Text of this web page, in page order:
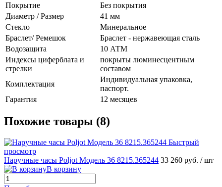
Покрытие
Без покрытия
Диаметр / Размер
41 мм
Стекло
Минеральное
Браслет/ Ремешок
Браслет - нержавеющая сталь
Водозащита
10 АТМ
Индексы циферблата и
стрелки
покрыты люминесцентным
составом
Комплектация
Индивидуальная упаковка,
паспорт.
Гарантия
12 месяцев
Похожие товары (8)
Быстрый
просмотр
Наручные часы Poljot Модель 36 8215.365244 33 260 руб. / шт
В корзину